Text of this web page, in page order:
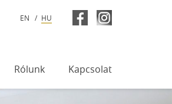
Rólunk Kapcsolat
EN HU